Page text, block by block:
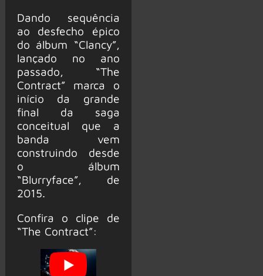
Dando sequência
ao desfecho épico
do álbum “Clancy”,
lançado no ano
passado, “The
Contract” marca o
início da grande
final da saga
conceitual que a
banda vem
construindo desde
o álbum
“Blurryface”, de
2015.
Confira o clipe de
“The Contract”: